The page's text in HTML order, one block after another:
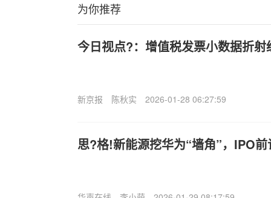
为你推荐
今日视点?：增值税发票小数据折
新京报 陈秋实 2026-01-28 06:27:59
思?格!新能源挖华为“墙角”，IPO